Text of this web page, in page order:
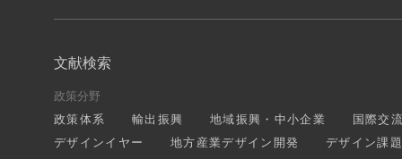
文献検索
政策分野
政策体系
輸出振興 地域振興・中小企業
国際交
デザインイヤー
地方産業デザイン開発 デザイン課